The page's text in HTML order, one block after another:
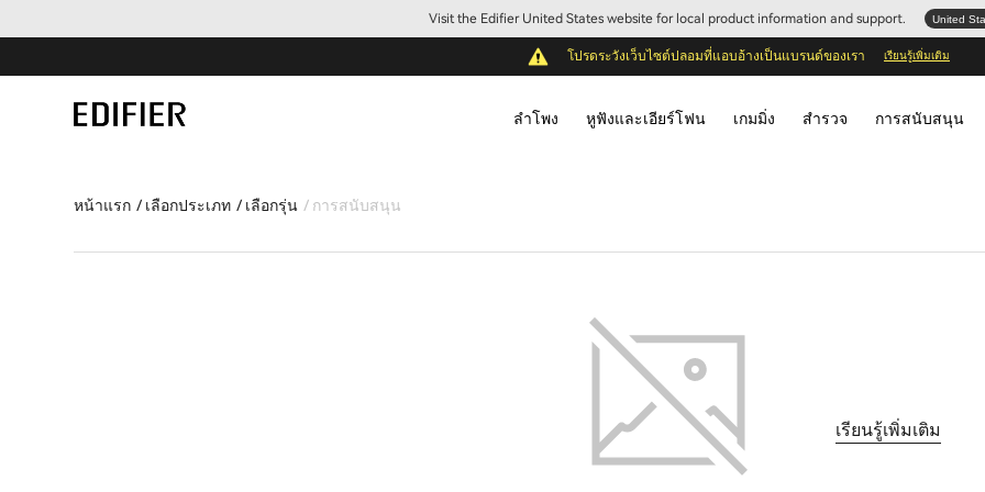
Visit the Edifier United States website for local product information and support. United
โปรดระวังเว็บไซต์ปลอมที่แอบอ้างเป็นแบรนด์ของเรา เรียนรู้เพิ่มเติม
ลำโพง หูฟังและเอียร์โฟน เกมมิ่ง สำรวจ การสนับสนุน
หน้าแรก เลือกประเภท เลือกรุ่น การสนับสนุน
เรียนรู้เพิ่มเติม